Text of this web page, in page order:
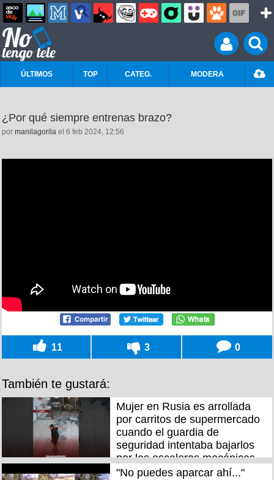
ÚLTIMOS TOP CATEG. MODERA
¿Por qué siempre entrenas brazo?
por manilagorila el 6 feb 2024, 12:56
11 3 0
También te gustará:
Mujer en Rusia es arrollada
por carritos de supermercado
cuando el guardia de
seguridad intentaba bajarlos
por las escaleras mecánicas
"No puedes aparcar ahí..."